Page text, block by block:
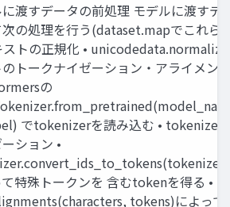
渡すデータの前処理 モデルに渡すデ
次の処理を行う(dataset.mapでこれら
ストの正規化 •
トークナイゼーション・アライメン
の
でtokenizerを読み込む •
ション •
特殊トークンを 含むtokenを得る •
tokens)によって